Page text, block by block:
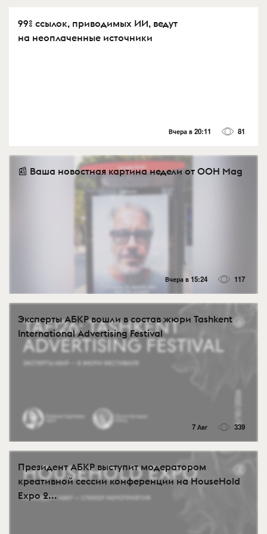
99% ссылок, приводимых ИИ, ведут
на неоплаченные источники
Вчера в 20:11 81
📰 Ваша новостная картина недели от OOH Mag
Вчера в 15:24 117
Эксперты АБКР вошли в состав жюри Tashkent
International Advertising Festival
7 Авг 339
Президент АБКР выступит модератором
креативной сессии конференции на HouseHold
Expo 2...